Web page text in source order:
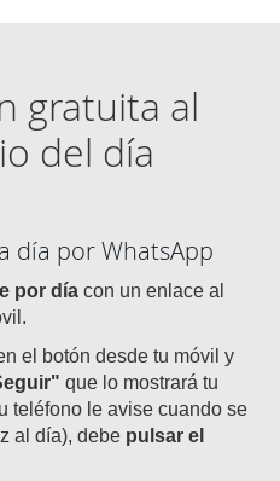
gratuita al
del día
día por WhatsApp
por día con un enlace al
el botón desde tu móvil y
que lo mostrará tu
teléfono le avise cuando se
al día), debe pulsar el